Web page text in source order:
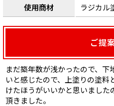
使用商材
ラジカ
ご提
まだ築年数が浅かったので、
いと感じたので、上塗りの塗
けたほうがいいかと思いまし
頂きました。